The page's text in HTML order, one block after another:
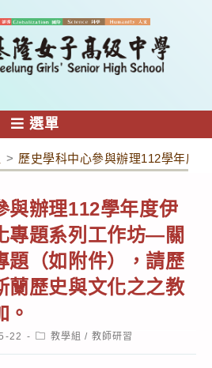
選單
> 歷史學科中心參與辦理112學年度
與辦理112學年度伊
專題系列工作坊—關
題（如附件），請歷
蘭歷史與文化之之教
。
22
Post教學組 / 教師研習